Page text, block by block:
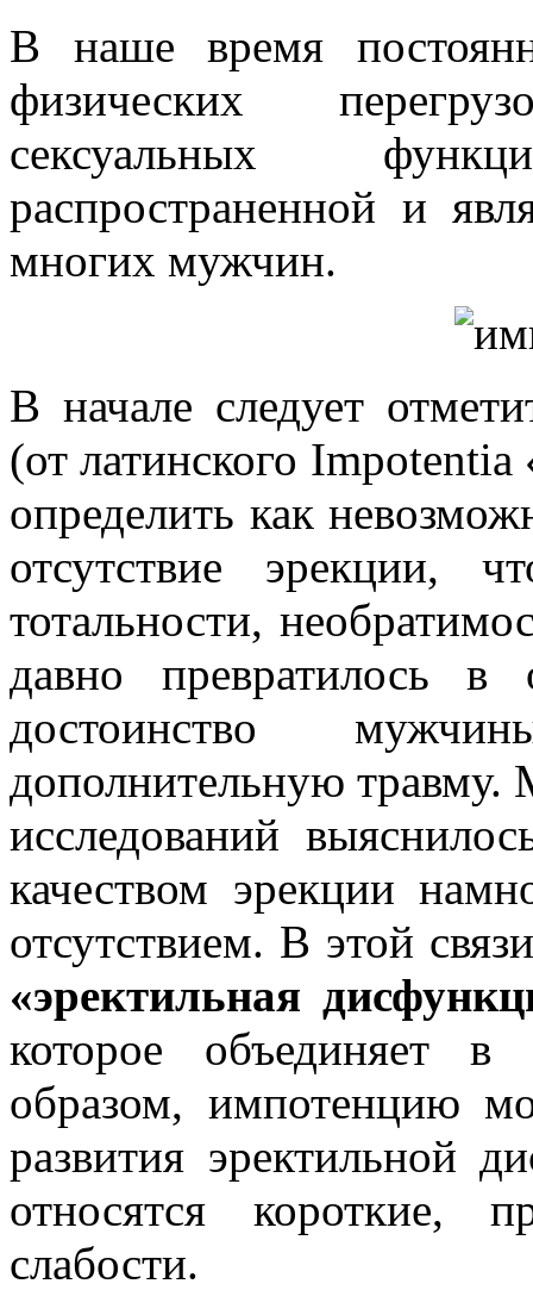
В наше время
физических
сексуальных
распространенной и
многих мужчин.
В начале следует
(от латинского
определить как
отсутствие эрекции,
тотальности,
давно превратилось
достоинство
дополнительную
исследований
качеством эрекции
отсутствием. В этой
«эректильная
которое объединяет
образом, импотенцию
развития эректильной
относятся короткие,
слабости.